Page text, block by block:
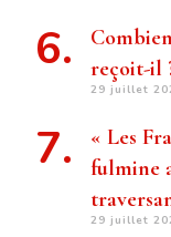
reçoit-il
29 juillet
« Les
fulmine
29 juillet